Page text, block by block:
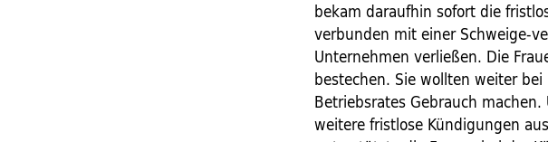
bekam daraufhin sofort die
verbunden mit einer Schweige-
Unternehmen verließen. Die
bestechen. Sie wollten weiter
Betriebsrates Gebrauch
weitere fristlose Kündigungen